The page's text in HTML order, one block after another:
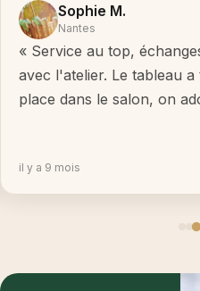
Sophie M.
Nantes
« Service au top,
avec l'atelier. Le tableau a
place dans le salon, on
il y a 9 mois